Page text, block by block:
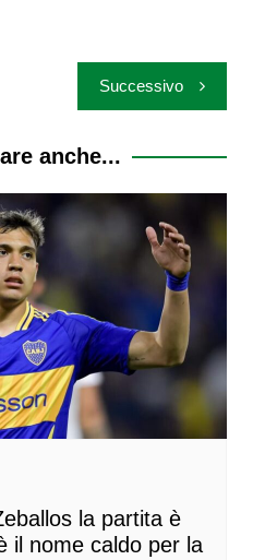
Successivo
anche...
la partita è
il nome caldo per la